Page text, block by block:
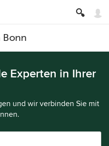
Bonn
Experten in Ihrer
und wir verbinden Sie mit